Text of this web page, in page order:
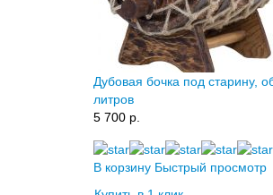
Дубовая бочка под старину,
литров
5 700 p.
В корзину Быстрый просмотр